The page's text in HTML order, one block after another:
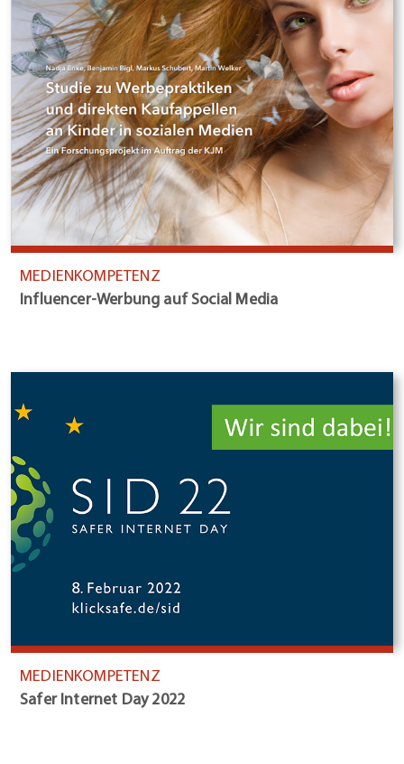
MEDIENKOMPETENZ
Influencer-Werbung auf Social Media
MEDIENKOMPETENZ
Safer Internet Day 2022